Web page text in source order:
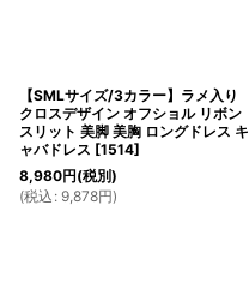
【SMLサイズ/3カラー】ラメ入り
クロスデザイン オフショル リボン
スリット 美脚 美胸 ロングドレス キ
ャバドレス [1514]
8,980円(税別)
(税込 : 9,878円)